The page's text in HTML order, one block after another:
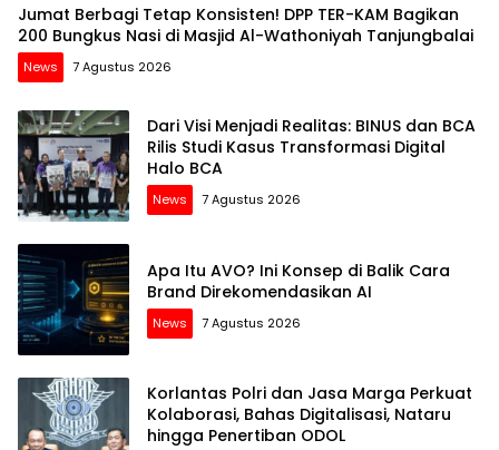
Jumat Berbagi Tetap Konsisten! DPP TER-KAM Bagikan
200 Bungkus Nasi di Masjid Al-Wathoniyah Tanjungbalai
News 7 Agustus 2026
Dari Visi Menjadi Realitas: BINUS dan BCA
Rilis Studi Kasus Transformasi Digital
Halo BCA
News 7 Agustus 2026
Apa Itu AVO? Ini Konsep di Balik Cara
Brand Direkomendasikan AI
News 7 Agustus 2026
Korlantas Polri dan Jasa Marga Perkuat
Kolaborasi, Bahas Digitalisasi, Nataru
hingga Penertiban ODOL